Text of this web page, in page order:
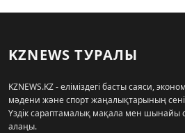
KZNEWS ТУРАЛЫ
KZNEWS.KZ - еліміздегі басты саяси,
мәдени және спорт жаңалықтарының
Үздік сараптамалық мақала мен шынайы
алаңы.